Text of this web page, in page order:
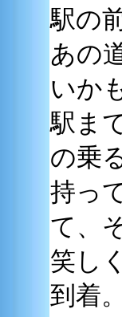
駅の
あの
いか
駅ま
の乗
持っ
て、
笑し
到着。